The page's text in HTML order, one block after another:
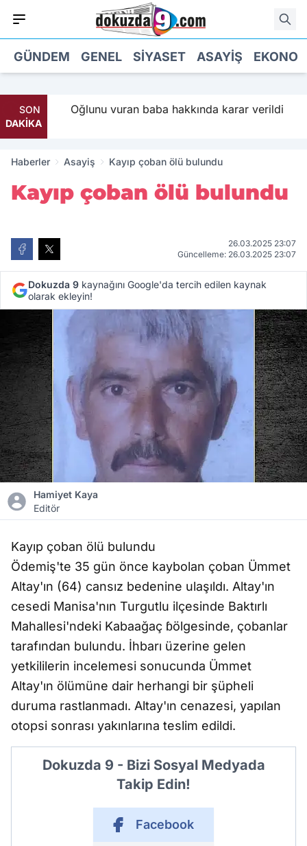
GÜNDEM GENEL SIYASET ASAYIŞ
SON
DAKİKA
Parti Oğlunu vuran baba hakkında karar verildi
Haberler Asayiş Kayıp çoban ölü bulundu
Kayıp çoban ölü bulundu
26.03.2025 23:07
Güncelleme: 26.03.2025 23:07
Dokuzda 9 kaynağını Google'da tercih edilen kaynak
olarak ekleyin!
Hamiyet Kaya
Editör
Kayıp çoban ölü bulundu
Ödemiş'te 35 gün önce kaybolan çoban Ümmet
Altay'ın (64) cansız bedenine ulaşıldı. Altay'ın
cesedi Manisa'nın Turgutlu ilçesinde Baktırlı
Mahallesi'ndeki Kabaağaç ɓölgesinde, çobanlar
tarafından bulundu. İhbarı üzerine gelen
yetkililerin incelemesi sonucunda Ümmet
Altay'ın ölümüne dair herhangi bir şüpheli
duruma rastlanmadı. Altay'ın cenazesi, yapılan
otopsi sonrası yakınlarına teslim edildi.
Dokuzda 9 - Bizi Sosyal Medyada
Takip Edin!
Facebook